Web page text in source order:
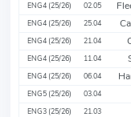
ENG4 (25/26) 02.05
ENG4 (25/26) 25.04
ENG4 (25/26) 21.04
ENG4 (25/26) 11.04
ENG4 (25/26) 06.04
ENG5 (25/26) 03.04
ENG3 (25/26) 21.03